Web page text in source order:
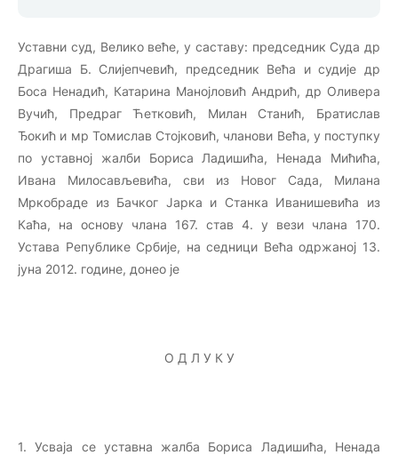
Уставни суд, Велико веће, у саставу: председник Суда др
Драгиша Б. Слијепчевић, председник Већа и судије др
Боса Ненадић, Катарина Манојловић Андрић, др Оливера
Вучић, Предраг Ћетковић, Милан Станић, Братислав
Ђокић и мр Томислав Стојковић, чланови Већа, у поступку
по уставној жалби Бориса Ладишића, Ненада Мићића,
Ивана Милосављевића, сви из Новог Сада, Милана
Мркобраде из Бачког Јарка и Станка Иванишевића из
Каћа, на основу члана 167. став 4. у вези члана 170.
Устава Републике Србије, на седници Већа одржаној 13.
јуна 2012. године, донео је
О Д Л У К У
1. Усваја се уставна жалба Бориса Ладишића, Ненада